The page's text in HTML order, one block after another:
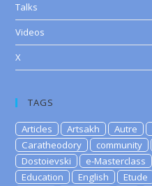
Talks
Videos
X
TAGS
Articles Artsakh Autre
Caratheodory
community
Dostoievski
e-Masterclass
Education
English Etude